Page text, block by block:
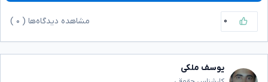
۰ مشاهده دیدگاه‌ها ( ۰
یوسف ملکی